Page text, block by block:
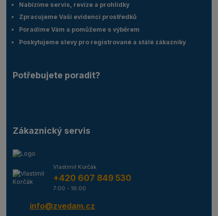
Nabízíme servis, revize a prohlídky
Zpracujeme Vaší evidenci prostředků
Poradíme Vám a pomůžeme s výběrem
Poskytujeme slevy pro registrované a stálé zákazníky
Potřebujete poradit?
Zákaznický servis
Vlastimil Korčák
+420 607 849 530
7:00 - 16:00
info@zvedam.cz